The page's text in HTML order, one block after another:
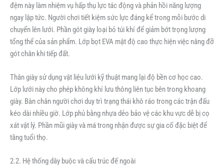
đệm này làm nhiệm vụ hấp thụ lực tác động và phản hồi năng lượng
ngay lập tức. Người chơi tiết kiệm sức lực đáng kể trong mỗi bước di
chuyển lên lưới. Phần gót giày loại bỏ túi khí để giảm bớt trọng lượng
tổng thể của sản phẩm. Lớp bọt EVA mật độ cao thực hiện việc nâng đỡ
gót chân khi tiếp đất.
Thân giày sử dụng vật liệu lưới kỹ thuật mang lại độ bền cơ học cao.
Lớp lưới này cho phép không khí lưu thông liên tục bên trong khoang
giày. Bàn chân người chơi duy trì trạng thái khô ráo trong các trận đấu
kéo dài nhiều giờ. Lớp phủ bằng nhựa dẻo bảo vệ các khu vực dễ bị cọ
xát vật lý. Phần mũi giày và má trong nhận được sự gia cố đặc biệt để
tăng tuổi thọ.
2.2. Hệ thống dây buộc và cấu trúc đế ngoài